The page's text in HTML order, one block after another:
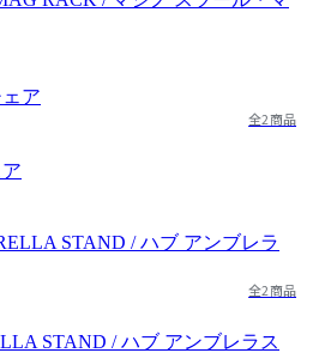
全2商品
全2商品
STAND / ハブ アンブレラス